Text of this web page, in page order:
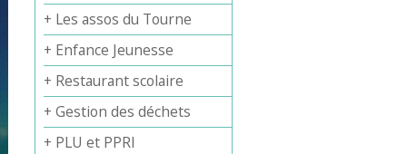
+ Les assos du Tourne
+ Enfance Jeunesse
+ Restaurant scolaire
+ Gestion des déchets
+ PLU et PPRI